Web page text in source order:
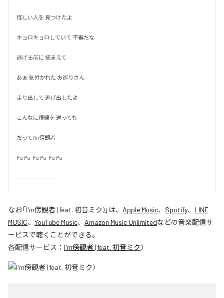
怪しい人を 見つけたよ
キョロキョロしていて 不審だな
逃げる前に 捕まえて
あぁ 気付かれた お巡りさん
走り出して 逃げ出したよ
こんなに視線を 送っても
だってI'm傍観者
Pu Pu  Pu Pu  Pu Pu
---------------------
なお「I'm傍観者 (feat. 初音ミク)」は、 Apple Music、 Spotify、 LINE
MUSIC、 YouTube Music、 Amazon Music Unlimitedなどの音楽配信サ
ービスで聴くことができる。
各配信サービス： I'm傍観者 (feat. 初音ミク)